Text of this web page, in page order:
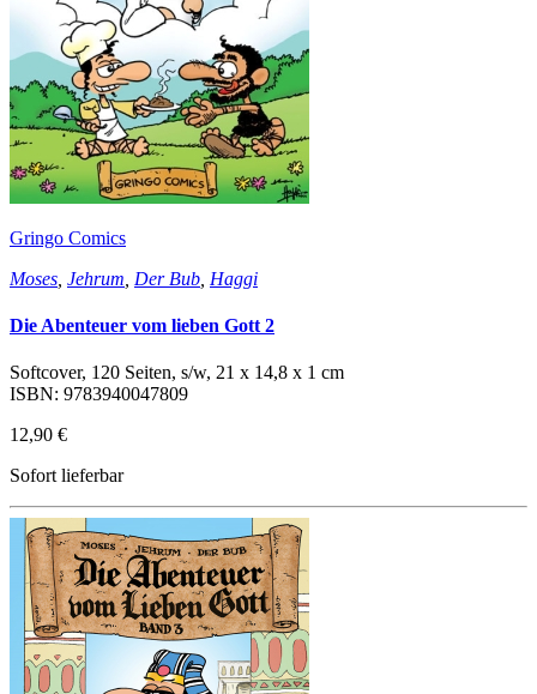
Gringo Comics
Moses Jehrum Der Bub Haggi
Die Abenteuer vom lieben Gott 2
Softcover, 120 Seiten, s/w, 21 x 14,8 x 1 cm
ISBN: 9783940047809
12,90 €
Sofort lieferbar